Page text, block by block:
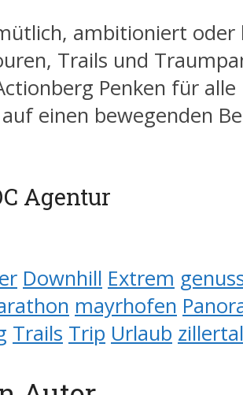
ambitioniert
Trails und
Penken für alle
einen bewegenden
Agentur
Downhill Extrem
mayrhofen
Trails Trip Urlaub zillertal